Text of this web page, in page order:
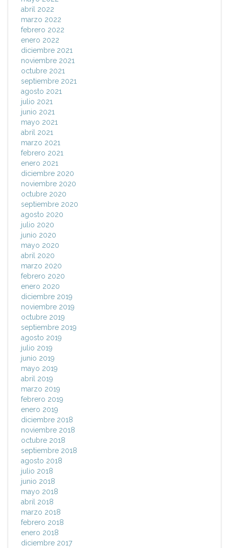
abril 2022
marzo 2022
febrero 2022
enero 2022
diciembre 2021
noviembre 2021
octubre 2021
septiembre 2021
agosto 2021
julio 2021
junio 2021
mayo 2021
abril 2021
marzo 2021
febrero 2021
enero 2021
diciembre 2020
noviembre 2020
octubre 2020
septiembre 2020
agosto 2020
julio 2020
junio 2020
mayo 2020
abril 2020
marzo 2020
febrero 2020
enero 2020
diciembre 2019
noviembre 2019
octubre 2019
septiembre 2019
agosto 2019
julio 2019
junio 2019
mayo 2019
abril 2019
marzo 2019
febrero 2019
enero 2019
diciembre 2018
noviembre 2018
octubre 2018
septiembre 2018
agosto 2018
julio 2018
junio 2018
mayo 2018
abril 2018
marzo 2018
febrero 2018
enero 2018
diciembre 2017